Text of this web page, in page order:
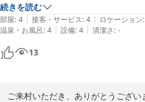
加までしてしまいました。
肌寒い程の気温であいにくの天候でし
ていただくことが出来ました。有難う
続きを読む
部屋: 4 | 接客・サービス: 4 | ロケーション:
温泉・お風呂: 4 | 設備: 4 | 清潔さ: -
13
ご来村いただき、ありがとうござい